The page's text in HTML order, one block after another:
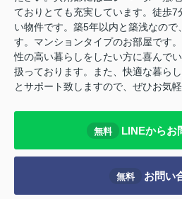
ておりとても充実しています。徒歩
い物件です。築5年以内と築浅なの
す。マンションタイプのお部屋です
性の高い暮らしをしたい方に喜んで
扱っております。また、快適な暮ら
とサポート致しますので、ぜひお気
無料 LINEからお
無料 お問い